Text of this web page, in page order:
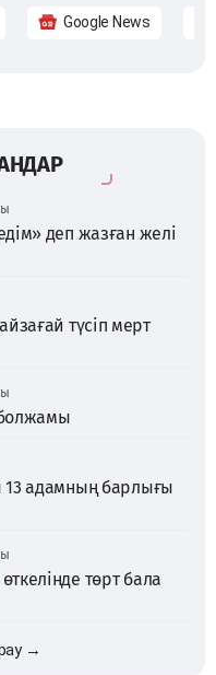
Google News
деп жазған желі
түсіп мерт
13 адамның барлығы
төрт бала
→